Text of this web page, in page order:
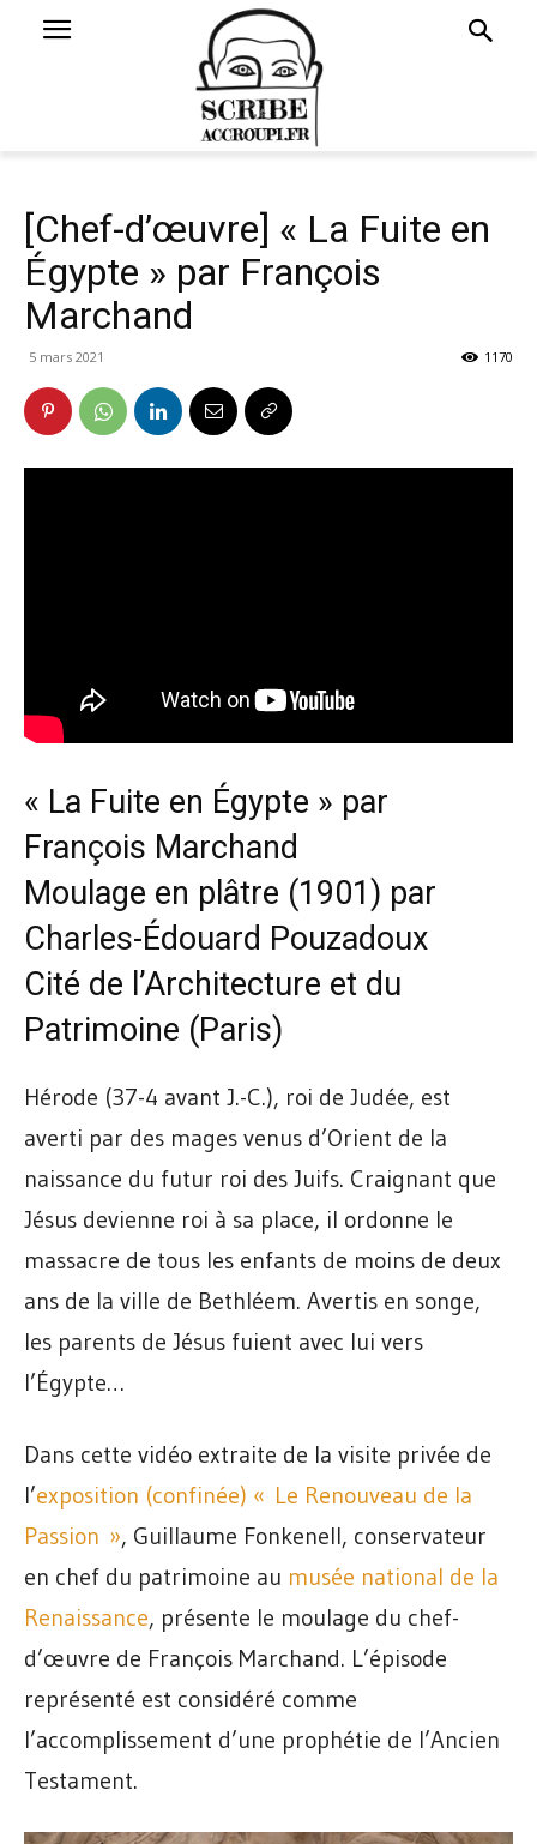
[Chef-d’œuvre] « La Fuite en
Égypte » par François
Marchand
5 mars 2021 1170
« La Fuite en Égypte » par
François Marchand
Moulage en plâtre (1901) par
Charles-Édouard Pouzadoux
Cité de l’Architecture et du
Patrimoine (Paris)
Hérode (37-4 avant J.-C.), roi de Judée, est
averti par des mages venus d’Orient de la
naissance du futur roi des Juifs. Craignant que
Jésus devienne roi à sa place, il ordonne le
massacre de tous les enfants de moins de deux
ans de la ville de Bethléem. Avertis en songe,
les parents de Jésus fuient avec lui vers
l’Égypte…
Dans cette vidéo extraite de la visite privée de
l’exposition (confinée) « Le Renouveau de la
Passion », Guillaume Fonkenell, conservateur
en chef du patrimoine au musée national de la
Renaissance, présente le moulage du chef-
d’œuvre de François Marchand. L’épisode
représenté est considéré comme
l’accomplissement d’une prophétie de l’Ancien
Testament.